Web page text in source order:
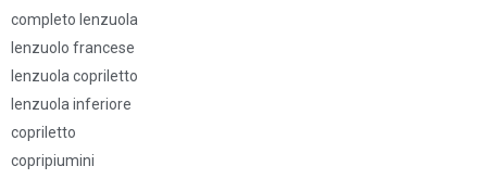
completo lenzuola
lenzuolo francese
lenzuola copriletto
lenzuola inferiore
copriletto
copripiumini